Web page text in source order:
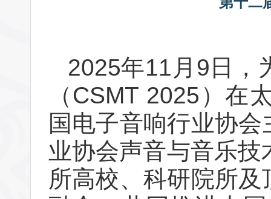
2025年11月9日，
（CSMT 2025）在
国电子音响行业协
业协会声音与音乐
所高校、科研院所